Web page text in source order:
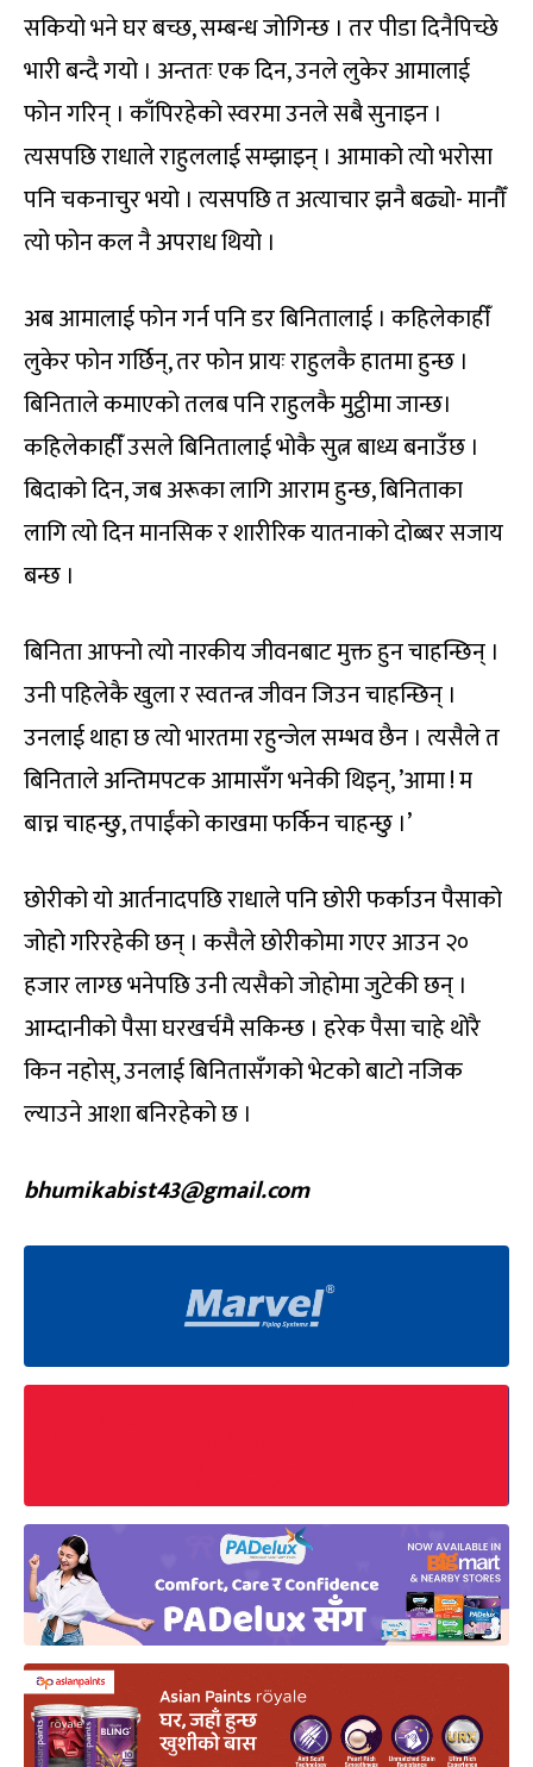
सकियो भने घर बच्छ, सम्बन्ध जोगिन्छ । तर पीडा दिनैपिच्छे
भारी बन्दै गयो । अन्ततः एक दिन, उनले लुकेर आमालाई
फोन गरिन् । काँपिरहेको स्वरमा उनले सबै सुनाइन ।
त्यसपछि राधाले राहुललाई सम्झाइन् । आमाको त्यो भरोसा
पनि चकनाचुर भयो । त्यसपछि त अत्याचार झनै बढ्यो- मानौँ
त्यो फोन कल नै अपराध थियो ।
अब आमालाई फोन गर्न पनि डर बिनितालाई । कहिलेकाहीँ
लुकेर फोन गर्छिन्, तर फोन प्रायः राहुलकै हातमा हुन्छ ।
बिनिताले कमाएको तलब पनि राहुलकै मुट्ठीमा जान्छ।
कहिलेकाहीँ उसले बिनितालाई भोकै सुत्न बाध्य बनाउँछ ।
बिदाको दिन, जब अरूका लागि आराम हुन्छ, बिनिताका
लागि त्यो दिन मानसिक र शारीरिक यातनाको दोब्बर सजाय
बन्छ ।
बिनिता आफ्नो त्यो नारकीय जीवनबाट मुक्त हुन चाहन्छिन् ।
उनी पहिलेकै खुला र स्वतन्त्र जीवन जिउन चाहन्छिन् ।
उनलाई थाहा छ त्यो भारतमा रहुन्जेल सम्भव छैन । त्यसैले त
बिनिताले अन्तिमपटक आमासँग भनेकी थिइन्, ’आमा ! म
बाच्न चाहन्छु, तपाईंको काखमा फर्किन चाहन्छु ।’
छोरीको यो आर्तनादपछि राधाले पनि छोरी फर्काउन पैसाको
जोहो गरिरहेकी छन् । कसैले छोरीकोमा गएर आउन २०
हजार लाग्छ भनेपछि उनी त्यसैको जोहोमा जुटेकी छन् ।
आम्दानीको पैसा घरखर्चमै सकिन्छ । हरेक पैसा चाहे थोरै
किन नहोस्, उनलाई बिनितासँगको भेटको बाटो नजिक
ल्याउने आशा बनिरहेको छ ।
bhumikabist43@gmail.com